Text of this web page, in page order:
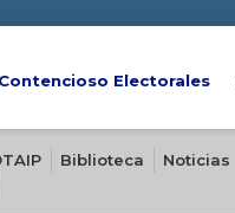
Electorales
Biblioteca Noticias